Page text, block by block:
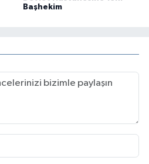
Başhekim